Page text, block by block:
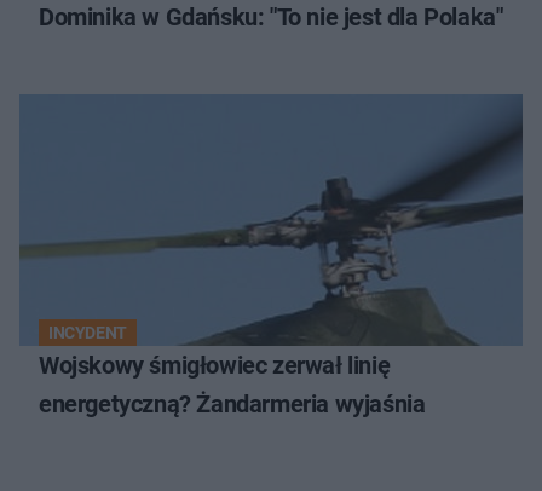
Dominika w Gdańsku: "To nie jest dla Polaka"
INCYDENT
Wojskowy śmigłowiec zerwał linię
energetyczną? Żandarmeria wyjaśnia